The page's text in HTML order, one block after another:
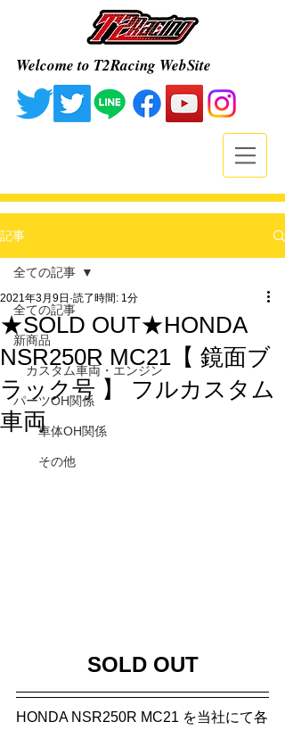
Welcome to T2Racing WebSite
記事
全ての記事
新商品
カスタム車両・エンジン
パーツOH関係
車体OH関係
その他
全ての記事
★SOLD OUT★HONDA
NSR250R MC21【 鏡面ブ
ラック号 】 フルカスタム
車両
2021年3月9日 読了時間: 1分
SOLD OUT
HONDA NSR250R MC21 を当社にて各